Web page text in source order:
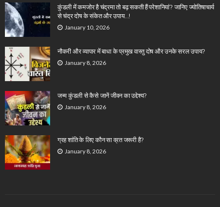
कुंडली में कमजोर है चंद्रमा तो बढ़ सकती हैं परेशानियां? जानिए ज्योतिषाचार्य
से चंद्र दोष के संकेत और उपाय…!
January 10, 2026
नौकरी और व्यापार में बाधा के प्रमुख वास्तु दोष और उनके सरल उपाय?
January 8, 2026
जन्म कुंडली से कैसे जानें जीवन का उद्देश्य?
January 8, 2026
ग्रह शांति के लिए कौन सा व्रत जरूरी है?
January 8, 2026